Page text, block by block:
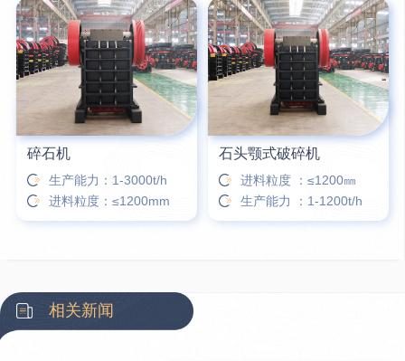
碎石机
生产能力：1-3000t/h
进料粒度：≤1200mm
石头颚式破碎机
进料粒度 ：≤1200㎜
生产能力 ：1-1200t/h
相关新闻